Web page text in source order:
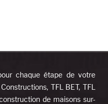
chaque étape de votre
TFL BET, TFL
de maisons sur-